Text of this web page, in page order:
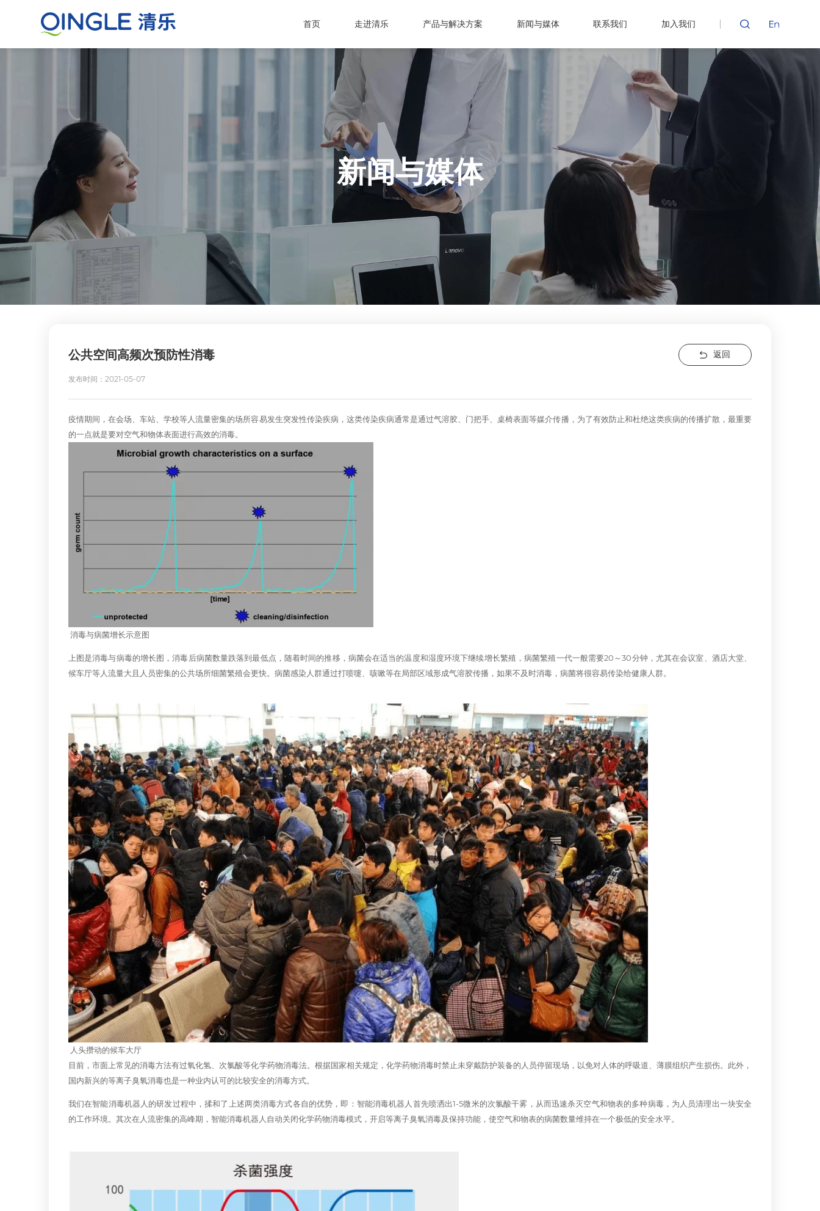
首页 走进清乐 产品与解决方案 新闻与媒体 联系我们 加入我们
新闻与媒体
公共空间高频次预防性消毒 返回
发布时间：2021-05-07
疫情期间，在会场、车站、学校等人流量密集的场所容易发生突发性传染疾病，这类传染疾病通常是通过气溶胶、门把手、桌椅表面等媒介传播，为了有效防止和杜绝这类疾病的传播扩散，最重要
的一点就是要对空气和物体表面进行高效的消毒。
消毒与病菌增长示意图
上图是消毒与病毒的增长图，消毒后病菌数量跌落到最低点，随着时间的推移，病菌会在适当的温度和湿度环境下继续增长繁殖，病菌繁殖一代一般需要20～30分钟，尤其在会议室、酒店大堂、
候车厅等人流量大且人员密集的公共场所细菌繁殖会更快。病菌感染人群通过打喷嚏、咳嗽等在局部区域形成气溶胶传播，如果不及时消毒，病菌将很容易传染给健康人群。
人头攒动的候车大厅
目前，市面上常见的消毒方法有过氧化氢、次氯酸等化学药物消毒法。根据国家相关规定，化学药物消毒时禁止未穿戴防护装备的人员停留现场，以免对人体的呼吸道、薄膜组织产生损伤。此外，
国内新兴的等离子臭氧消毒也是一种业内认可的比较安全的消毒方式。
我们在智能消毒机器人的研发过程中，揉和了上述两类消毒方式各自的优势，即：智能消毒机器人首先喷洒出1-5微米的次氯酸干雾，从而迅速杀灭空气和物表的多种病毒，为人员清理出一块安全
的工作环境。其次在人流密集的高峰期，智能消毒机器人自动关闭化学药物消毒模式，开启等离子臭氧消毒及保持功能，使空气和物表的病菌数量维持在一个极低的安全水平。